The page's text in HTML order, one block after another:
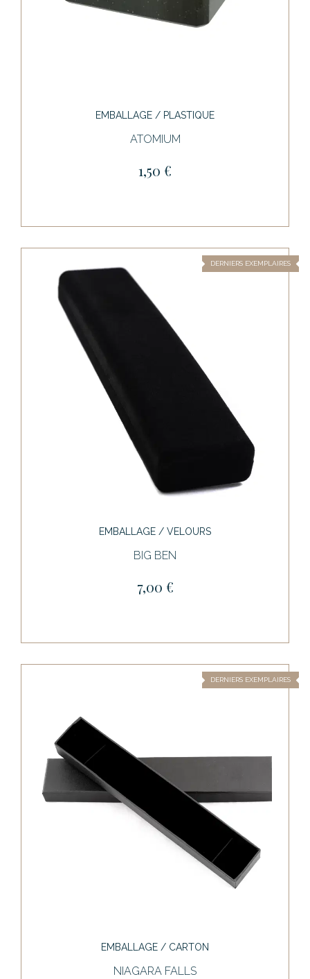
EMBALLAGE / PLASTIQUE
ATOMIUM
1,50 €
DERNIERS EXEMPLAIRES
EMBALLAGE / VELOURS
BIG BEN
7,00 €
DERNIERS EXEMPLAIRES
EMBALLAGE / CARTON
NIAGARA FALLS